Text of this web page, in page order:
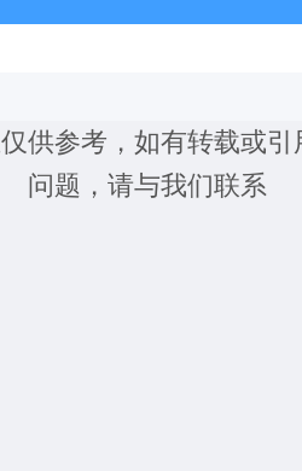
供参考，如有转载或
问题，请与我们联系